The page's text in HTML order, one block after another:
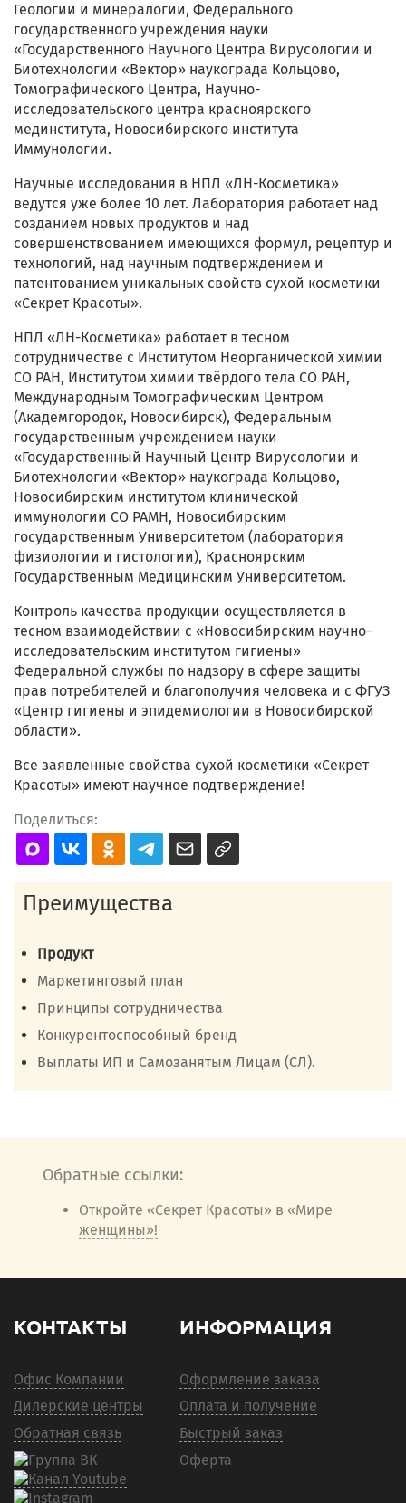
Геологии и минералогии, Федерального
государственного учреждения науки
«Государственного Научного Центра Вирусологии и
Биотехнологии «Вектор» наукограда Кольцово,
Томографического Центра, Научно-
исследовательского центра красноярского
мединститута, Новосибирского института
Иммунологии.
Научные исследования в НПЛ «ЛН-Косметика»
ведутся уже более 10 лет. Лаборатория работает над
созданием новых продуктов и над
совершенствованием имеющихся формул, рецептур и
технологий, над научным подтверждением и
патентованием уникальных свойств сухой косметики
«Секрет Красоты».
НПЛ «ЛН-Косметика» работает в тесном
сотрудничестве с Институтом Неорганической химии
СО РАН, Институтом химии твёрдого тела СО РАН,
Международным Томографическим Центром
(Академгородок, Новосибирск), Федеральным
государственным учреждением науки
«Государственный Научный Центр Вирусологии и
Биотехнологии «Вектор» наукограда Кольцово,
Новосибирским институтом клинической
иммунологии СО РАМН, Новосибирским
государственным Университетом (лаборатория
физиологии и гистологии), Красноярским
Государственным Медицинским Университетом.
Контроль качества продукции осуществляется в
тесном взаимодействии с «Новосибирским научно-
исследовательским институтом гигиены»
Федеральной службы по надзору в сфере защиты
прав потребителей и благополучия человека и с ФГУЗ
«Центр гигиены и эпидемиологии в Новосибирской
области».
Все заявленные свойства сухой косметики «Секрет
Красоты» имеют научное подтверждение!
Поделиться:
Преимущества
Продукт
Маркетинговый план
Принципы сотрудничества
Конкурентоспособный бренд
Выплаты ИП и Самозанятым Лицам (СЛ).
Обратные ссылки:
Откройте «Секрет Красоты» в «Мире
женщины»!
КОНТАКТЫ
Офис Компании
Дилерские центры
Обратная связь
ИНФОРМАЦИЯ
Оформление заказа
Оплата и получение
Быстрый заказ
Оферта